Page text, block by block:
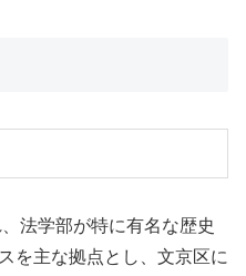
法学部が特に有名な歴史
を主な拠点とし、文京区に